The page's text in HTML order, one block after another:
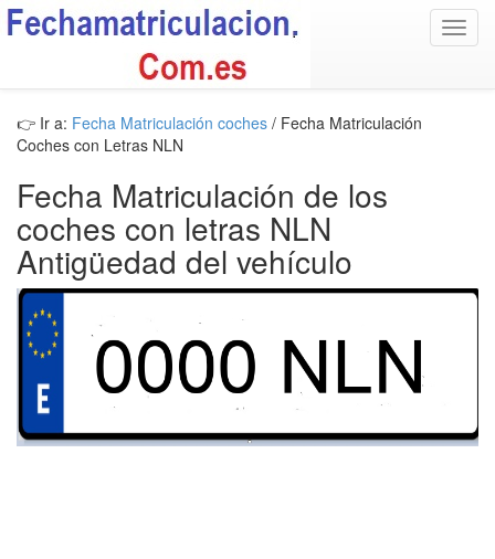
👉 Ir a: Fecha Matriculación coches / Fecha Matriculación
Coches con Letras NLN
Fecha Matriculación de los
coches con letras NLN
Antigüedad del vehículo